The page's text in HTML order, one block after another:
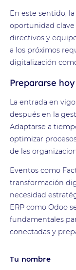
En este sentido,
oportunidad clave
directivos y
a los próximos
digitalización
Prepararse
La entrada en
después en la
Adaptarse a
optimizar
de las
Eventos como
transformación
necesidad
ERP como Odoo
fundamentales
conectadas y
Tu nombre